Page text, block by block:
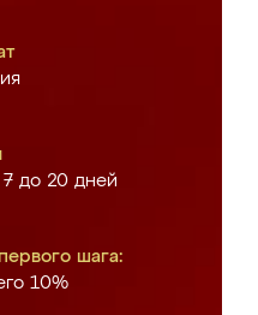
7 до 20 дней
шага:
10%